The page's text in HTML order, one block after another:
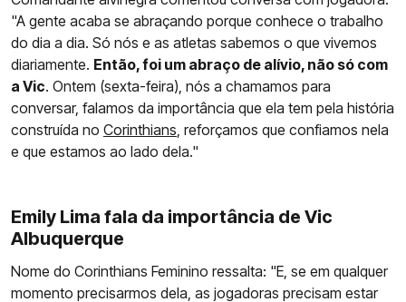
"A gente acaba se abraçando porque conhece o trabalho
do dia a dia. Só nós e as atletas sabemos o que vivemos
diariamente. Então, foi um abraço de alívio, não só com
a Vic. Ontem (sexta-feira), nós a chamamos para
conversar, falamos da importância que ela tem pela história
construída no Corinthians , reforçamos que confiamos nela
e que estamos ao lado dela."
Emily Lima fala da importância de Vic
Albuquerque
Nome do Corinthians Feminino ressalta: "E, se em qualquer
momento precisarmos dela, as jogadoras precisam estar